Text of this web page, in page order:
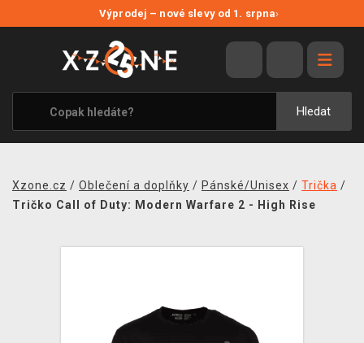
Výprodej – nové slevy od 1. srpna›
Hledat
VÝPRODEJ
VIDEOHRY
XZONE ORIGINALS
TÉMATIKY
MERCHANDISE
Xzone.cz / Oblečení a doplňky / Pánské/Unisex / Trička /
Tričko Call of Duty: Modern Warfare 2 - High Rise